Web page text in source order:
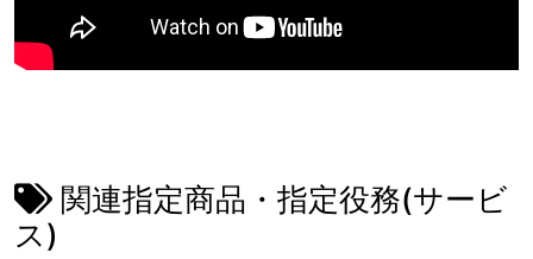
関連指定商品・指定役務(サービ
ス)